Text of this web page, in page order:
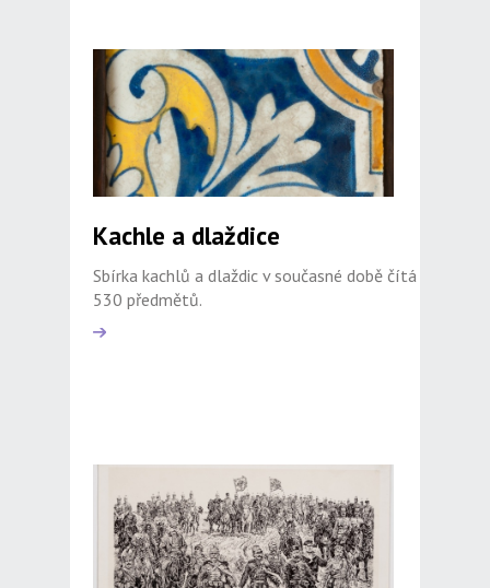
Kachle a dlaždice
Sbírka kachlů a dlaždic v současné době čítá
530 předmětů.